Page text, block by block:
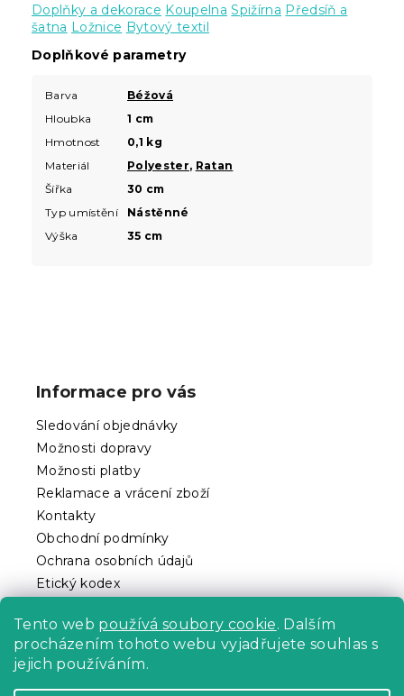
Tento web používá soubory cookie. Dalším
procházením tohoto webu vyjadřujete souhlas s
jejich používáním.
Doplňky a dekorace Koupelna Spižírna Předsíň a
šatna Ložnice Bytový textil
Doplňkové parametry
Barva
Béžová
Hloubka
1 cm
Hmotnost
0,1 kg
Materiál
Polyester, Ratan
Šířka
30 cm
Typ umístění
Nástěnné
Výška
35 cm
Informace pro vás
Sledování objednávky
Možnosti dopravy
Možnosti platby
Reklamace a vrácení zboží
Kontakty
Obchodní podmínky
Ochrana osobních údajů
Etický kodex